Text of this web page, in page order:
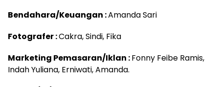
Bendahara/Keuangan :Amanda Sari
Fotografer :Cakra, Sindi, Fika
Marketing Pemasaran/Iklan :Fonny Feibe Ramis,
Indah Yuliana, Erniwati, Amanda.